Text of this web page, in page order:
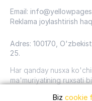
Email:
Reklama joylashtirish
Adres: 100170,
25.
Har qanday nusxa
ma'muriyatining ruxsati
O'zbekiston, 2009 -
Bizcookie